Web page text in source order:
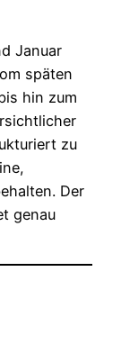
Januar
späten
hin zum
zu
Der
genau